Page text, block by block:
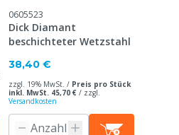
0605523
Dick Diamant
beschichteter Wetzstahl
38,40 €
zzgl. 19% MwSt. / Preis pro Stück
inkl. MwSt. 45,70 € / zzgl.
Versandkosten